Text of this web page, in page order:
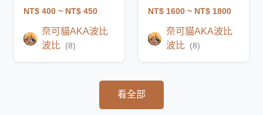
NT$ 400 ~ NT$ 450
奈可貓AKA波比
波比 (8)
NT$ 1600 ~ NT$ 1800
奈可貓AKA波比
波比 (8)
看全部